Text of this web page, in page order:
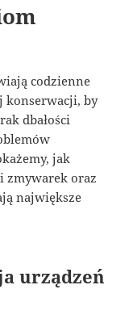
codzienne
konserwacji, by
dbałości
jak
zmywarek oraz
największe
urządzeń